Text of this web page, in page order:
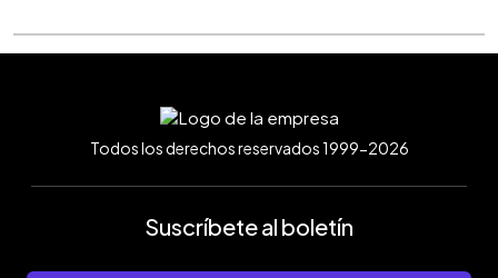
Todos los derechos reservados 1999-2026
Suscríbete al boletín